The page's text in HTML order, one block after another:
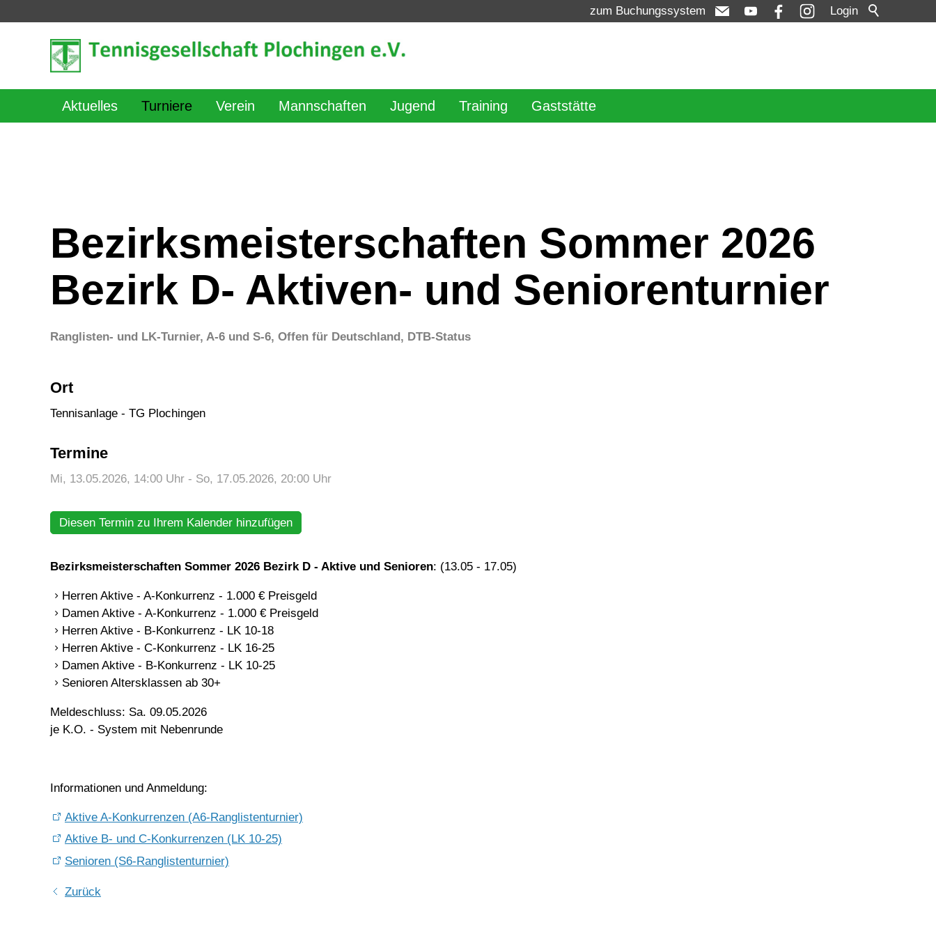
Login
zum Buchungssystem
Aktuelles Turniere Verein Mannschaften Jugend Training Gaststätte
Bezirksmeisterschaften Sommer 2026
Bezirk D- Aktiven- und Seniorenturnier
Ranglisten- und LK-Turnier, A-6 und S-6, Offen für Deutschland, DTB-Status
Ort
Tennisanlage - TG Plochingen
Termine
Mi, 13.05.2026, 14:00 Uhr - So, 17.05.2026, 20:00 Uhr
Diesen Termin zu Ihrem Kalender hinzufügen
Bezirksmeisterschaften Sommer 2026 Bezirk D - Aktive und Senioren: (13.05 - 17.05)
Herren Aktive - A-Konkurrenz - 1.000 € Preisgeld
Damen Aktive - A-Konkurrenz - 1.000 € Preisgeld
Herren Aktive - B-Konkurrenz - LK 10-18
Herren Aktive - C-Konkurrenz - LK 16-25
Damen Aktive - B-Konkurrenz - LK 10-25
Senioren Altersklassen ab 30+
Meldeschluss: Sa. 09.05.2026
je K.O. - System mit Nebenrunde
Informationen und Anmeldung:
Aktive A-Konkurrenzen (A6-Ranglistenturnier)
Aktive B- und C-Konkurrenzen (LK 10-25)
Senioren (S6-Ranglistenturnier)
Zurück